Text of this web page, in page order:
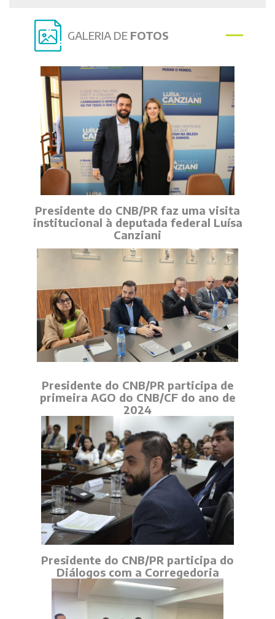
GALERIA DE FOTOS
Presidente do CNB/PR faz uma visita
institucional à deputada federal Luísa
Canziani
Presidente do CNB/PR participa de
primeira AGO do CNB/CF do ano de
2024
Presidente do CNB/PR participa do
Diálogos com a Corregedoria